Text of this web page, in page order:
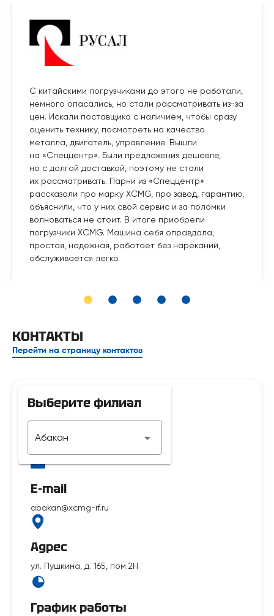
С китайскими погрузчиками до этого не работали,
немного опасались, но стали рассматривать из-за
цен. Искали поставщика с наличием, чтобы сразу
оценить технику, посмотреть на качество
металла, двигатель, управление. Вышли
на «Спеццентр». Были предложения дешевле,
но с долгой доставкой, поэтому не стали
их рассматривать. Парни из «Спеццентр»
рассказали про марку XCMG, про завод, гарантию,
объяснили, что у них свой сервис и за поломки
волноваться не стоит. В итоге приобрели
погрузчики XCMG. Машина себя оправдала,
простая, надежная, работает без нареканий,
обслуживается легко.
КОНТАКТЫ
Перейти на страницу контактов
Выберите филиал
Абакан
Телефон
E-mail
abakan@xcmg-rf.ru
Адрес
ул. Пушкина, д. 165, пом.2Н
График работы